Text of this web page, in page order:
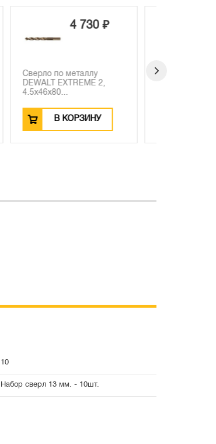
14 240 ₽
Сверло по металлу
DEWALT EXTREME 2,
12.5x98x1...
В КОРЗИНУ
10
Набор сверл 13 мм. - 10шт.